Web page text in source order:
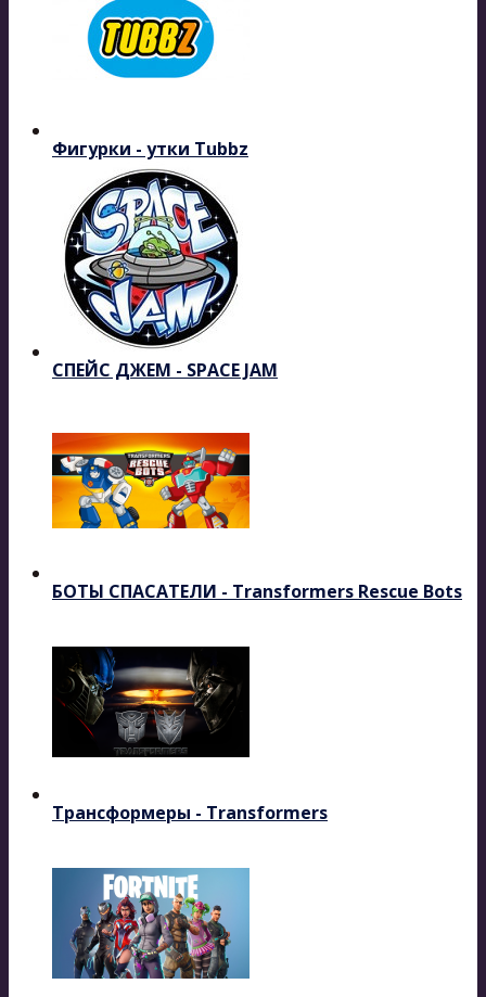
Фигурки - утки Tubbz
СПЕЙС ДЖЕМ - SPACE JAM
БОТЫ СПАСАТЕЛИ - Transformers Rescue Bots
Трансформеры - Transformers